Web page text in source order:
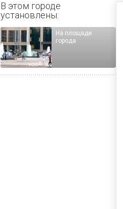
В этом городе
установлены:
На площади
города